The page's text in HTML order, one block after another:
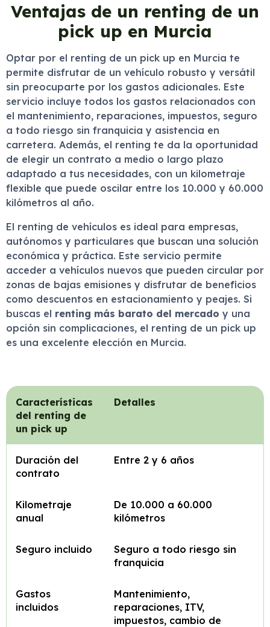
Ventajas de un renting de un
pick up en Murcia
Optar por el renting de un pick up en Murcia te
permite disfrutar de un vehículo robusto y versátil
sin preocuparte por los gastos adicionales. Este
servicio incluye todos los gastos relacionados con
el mantenimiento, reparaciones, impuestos, seguro
a todo riesgo sin franquicia y asistencia en
carretera. Además, el renting te da la oportunidad
de elegir un contrato a medio o largo plazo
adaptado a tus necesidades, con un kilometraje
flexible que puede oscilar entre los 10.000 y 60.000
kilómetros al año.
El renting de vehículos es ideal para empresas,
autónomos y particulares que buscan una solución
económica y práctica. Este servicio permite
acceder a vehículos nuevos que pueden circular por
zonas de bajas emisiones y disfrutar de beneficios
como descuentos en estacionamiento y peajes. Si
buscas el renting más barato del mercado y una
opción sin complicaciones, el renting de un pick up
es una excelente elección en Murcia.
Características
del renting de
un pick up
Detalles
Duración del
contrato
Entre 2 y 6 años
Kilometraje
anual
De 10.000 a 60.000
kilómetros
Seguro incluido
Seguro a todo riesgo sin
franquicia
Gastos
incluidos
Mantenimiento,
reparaciones, ITV,
impuestos, cambio de